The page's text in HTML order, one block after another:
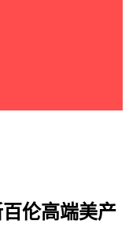
百伦高端美产